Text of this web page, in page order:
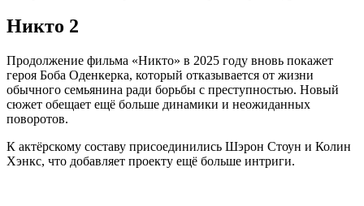
Никто 2
Продолжение фильма «Никто» в 2025 году вновь покажет
героя Боба Оденкерка, который отказывается от жизни
обычного семьянина ради борьбы с преступностью. Новый
сюжет обещает ещё больше динамики и неожиданных
поворотов.
К актёрскому составу присоединились Шэрон Стоун и Колин
Хэнкс, что добавляет проекту ещё больше интриги.